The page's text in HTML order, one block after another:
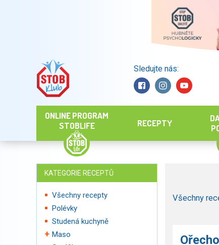
Sledujte nás:
ONLINE PROGRAM
STOBLIFE
RECEPTY
KATEGORIE RECEPTŮ
Všechny recepty
Polévky
Studená kuchyně
Maso
Všechny